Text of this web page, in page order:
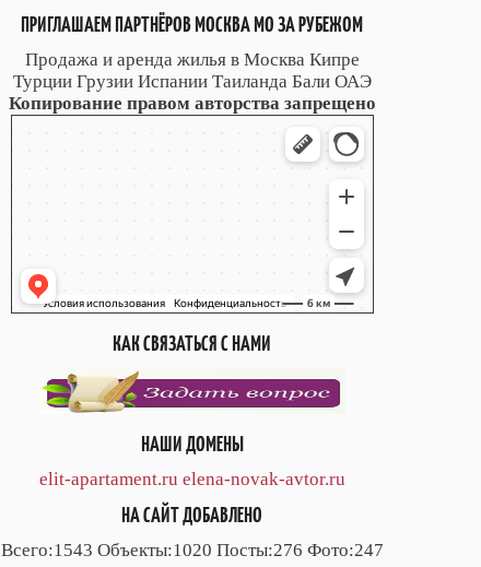
ПРИГЛАШАЕМ ПАРТНЁРОВ МОСКВА МО ЗА РУБЕЖОМ
Продажа и аренда жилья в Москва Кипре
Турции Грузии Испании Таиланда Бали ОАЭ
Копирование правом авторства запрещено
КАК СВЯЗАТЬСЯ С НАМИ
НАШИ ДОМЕНЫ
elit-apartament.ru elena-novak-avtor.ru
НА САЙТ ДОБАВЛЕНО
Всего:1543 Объекты:1020 Посты:276 Фото:247